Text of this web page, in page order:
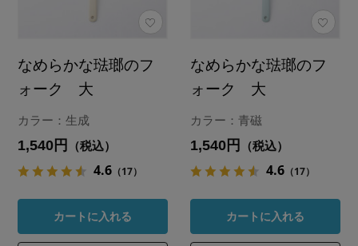
なめらかな琺瑯のフ
ォーク 大
カラー：生成
1,540円 （税込）
4.6 （17）
カートに入れる
なめらかな琺瑯のフ
ォーク 大
カラー：青磁
1,540円 （税込）
4.6 （17）
カートに入れる